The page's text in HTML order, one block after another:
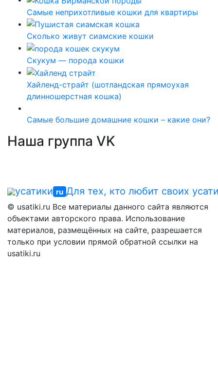
Самые неприхотливые кошки для квартиры
Сколько живут сиамские кошки
Скукум — порода кошки
Хайленд-страйт (шотландская прямоухая
длинношерстная кошка)
Самые большие домашние кошки – какие они?
Наша группа VK
усатики ru Для тех, кто любит своих
© usatiki.ru Все материалы данного сайта являются
объектами авторского права. Использование
материалов, размещённых на сайте, разрешается
только при условии прямой обратной ссылки на
usatiki.ru